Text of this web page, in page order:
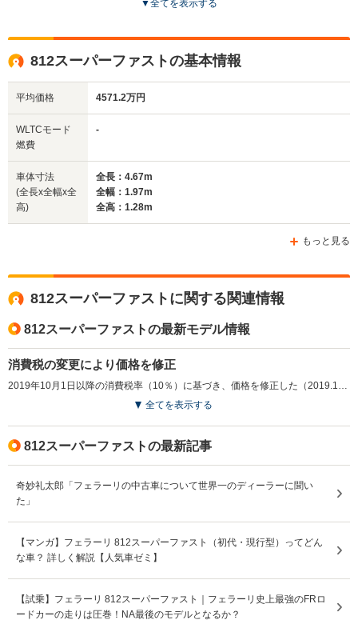
サイズ
(全長x全幅x全高)
WLTCモード
燃費
排気量
駆動方式
1.27m
6262cc
FR
2ドア
全高
1.28m
6496cc
FR
6496cc
FR
▼全てを表示する
812スーパーファストの基本情報
平均価格 4571.2万円
WLTCモード
燃費
-
車体寸法
(全長x全幅x全
高)
全長：4.67m
全幅：1.97m
全高：1.28m
もっと見る
812スーパーファストに関する関連情報
812スーパーファストの最新モデル情報
消費税の変更により価格を修正
2019年10月1日以降の消費税率（10％）に基づき、価格を修正した（2019.10）
全てを表示する
812スーパーファストの最新記事
奇妙礼太郎「フェラーリの中古車について世界一のディーラーに聞い
た」
【マンガ】フェラーリ 812スーパーファスト（初代・現行型）ってどん
な車？ 詳しく解説【人気車ゼミ】
【試乗】フェラーリ 812スーパーファスト｜フェラーリ史上最強のFRロ
ードカーの走りは圧巻！NA最後のモデルとなるか？